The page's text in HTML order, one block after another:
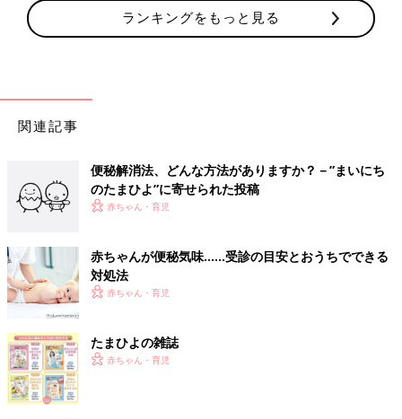
ランキングをもっと見る
関連記事
便秘解消法、どんな方法がありますか？－”まいにち
のたまひよ”に寄せられた投稿
赤ちゃん・育児
赤ちゃんが便秘気味……受診の目安とおうちでできる
対処法
赤ちゃん・育児
たまひよの雑誌
赤ちゃん・育児